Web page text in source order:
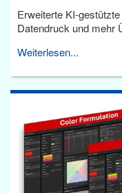
Erweiterte KI-
Datendruck und mehr
Weiterlesen...